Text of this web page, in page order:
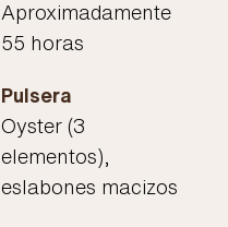
Aproximadamente
55 horas
Pulsera
Oyster (3
elementos),
eslabones macizos